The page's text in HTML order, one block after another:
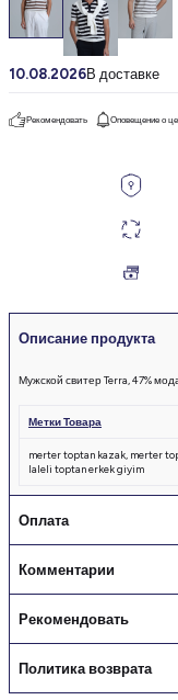
10.08.2026В доставке
Рекомендовать Оповещение о
Описание продукта
Мужской свитер Terra, 47%
Метки Товара
merter toptan kazak merter
laleli toptan erkek giyim
Оплата
Комментарии
Рекомендовать
Политика возврата